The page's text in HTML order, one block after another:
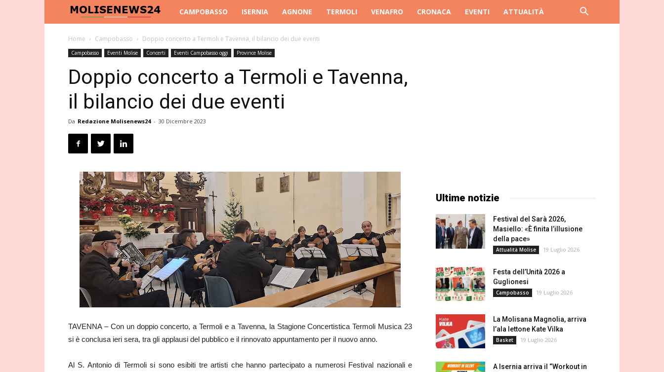
Molise
News
24
CAMPOBASSO ISERNIA AGNONE TERMOLI VENAFRO CRONACA EVENTI ATTUALITÀ
Home Campobasso Doppio concerto a Termoli e Tavenna, il bilancio dei due eventi
Campobasso Eventi Molise Concerti Eventi Campobasso oggi Province Molise
Doppio concerto a Termoli e Tavenna,
il bilancio dei due eventi
Da Redazione Molisenews24 - 30 Dicembre 2023
TAVENNA – Con un doppio concerto, a Termoli e a Tavenna, la Stagione Concertistica Termoli Musica 23
si è conclusa ieri sera, tra gli applausi del pubblico e il rinnovato appuntamento per il nuovo anno.
Al S. Antonio di Termoli si sono esibiti tre artisti che hanno partecipato a numerosi Festival nazionali e
Ultime notizie
Festival del Sarà 2026,
Masiello: «È finita l’illusione
della pace»
Attualità Molise 19 Luglio 2026
Festa dell’Unità 2026 a
Guglionesi
Campobasso 19 Luglio 2026
La Molisana Magnolia, arriva
l’ala lettone Kate Vilka
Basket 19 Luglio 2026
A Isernia arriva il “Workout in